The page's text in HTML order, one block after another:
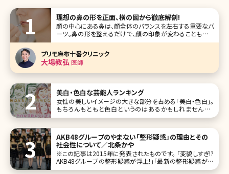
理想の鼻の形を正面、横の図から徹底解剖!
顔の中心にある鼻は、顔全体のバランスを左右する重要なパ
ーツ。鼻の形を整えるだけで、顔の印象が変わることもあり
ます。そんな鼻の黄金比率や、解剖学の観点からみた理想の
鼻の形についてご説明します。 理想的な鼻の形をご存知です
か? 顔には美の黄金比率があります。下のイラストを見てく
ださい。左側のイラ
プリモ麻布十番クリニック
大場教弘医師
美白・色白な芸能人ランキング
女性の美しいイメージの大きな部分を占める「美白・色白」。
もちろんもともと色白というのはあるかもしれませんが、
日々のスキンケアの努力で変わってくる面も。今回は美白・色
あかり
AKB48グループのやまない「整形疑惑」の理由とその
社会性について／北条かや
※この記事は2015年に発表されたものです。 「変貌しすぎ!?
AKB48グループの整形疑惑が浮上!」「最新の整形疑惑があ
るメンバー一覧